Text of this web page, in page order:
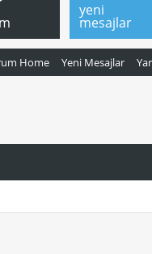
Home Yeni Mesajlar
yeni
mesajlar